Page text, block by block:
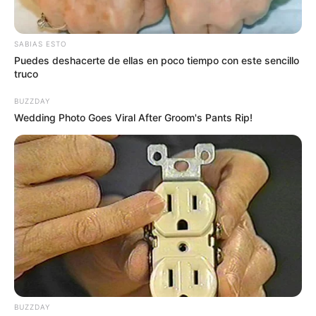
Lea también:
Emilio Tapia se encuentra hospitalizado en
una clínica de Barranquilla
SABIAS ESTO
Puedes deshacerte de ellas en poco tiempo con este sencillo
truco
BUZZDAY
Wedding Photo Goes Viral After Groom's Pants Rip!
BUZZDAY